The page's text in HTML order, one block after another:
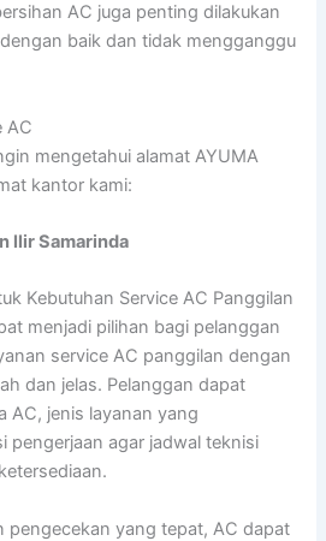
AC juga penting dilakukan
baik dan tidak mengganggu
AC
mengetahui alamat AYUMA
kantor kami:
llir Samarinda
Kebutuhan Service AC Panggilan
menjadi pilihan bagi pelanggan
service AC panggilan dengan
dan jelas. Pelanggan dapat
AC, jenis layanan yang
pengerjaan agar jadwal teknisi
pengecekan yang tepat, AC dapat